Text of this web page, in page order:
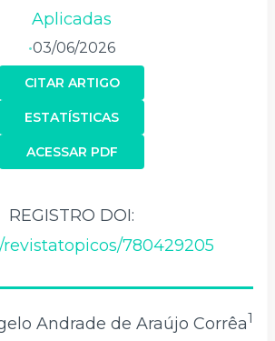
Aplicadas
•03/06/2026
CITAR ARTIGO
ACESSAR PDF
ESTATÍSTICAS
REGISTRO DOI:
revistatopicos/780429205
Andrade de Araújo Corrêa1